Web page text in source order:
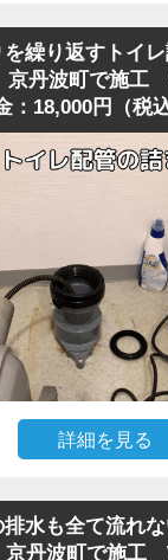
へ無事復旧。
物は固まりやすいた
処理する方法をご案
しまい、そのまま
上がり続け、全く流
た。
況を確認すると、
カーブした部分で異
だけがわずかに抜け
は京丹波町の住宅で
水路が細いため、お
詰まると家庭用の道
で異物が強く噛み込
可能だったため、便
た。
し、裏側の排水経路
おもちゃが排水管の
、排水路の汚れや残
し、通水テストを行
繰り返すトイ
京丹波町で施工
：18,000円（税
詳細を見る
ありました。
態を確認すると、一
排水も全て流れ
京丹波町で施工